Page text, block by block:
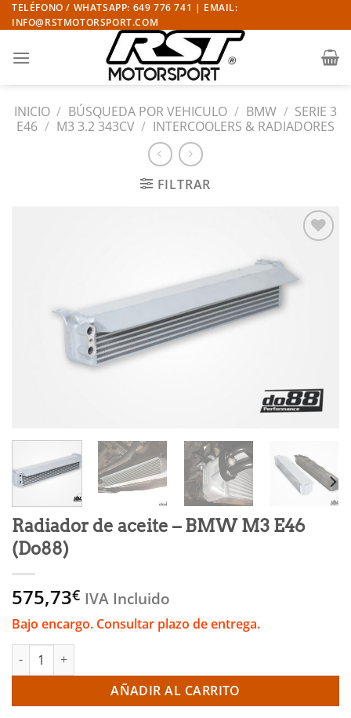
Saltar
al
TELÉFONO / WHATSAPP: 649 776 741 | EMAIL:
INFO@RSTMOTORSPORT.COM
INICIO / BÚSQUEDA POR VEHICULO / BMW / SERIE 3
E46 / M3 3.2 343CV / INTERCOOLERS & RADIADORES
FILTRAR
Radiador de aceite – BMW M3 E46
(Do88)
575,73€ IVA Incluido
Bajo encargo. Consultar plazo de entrega.
Radiador de aceite - BMW M3 E46 (Do88) cantidad
AÑADIR AL CARRITO